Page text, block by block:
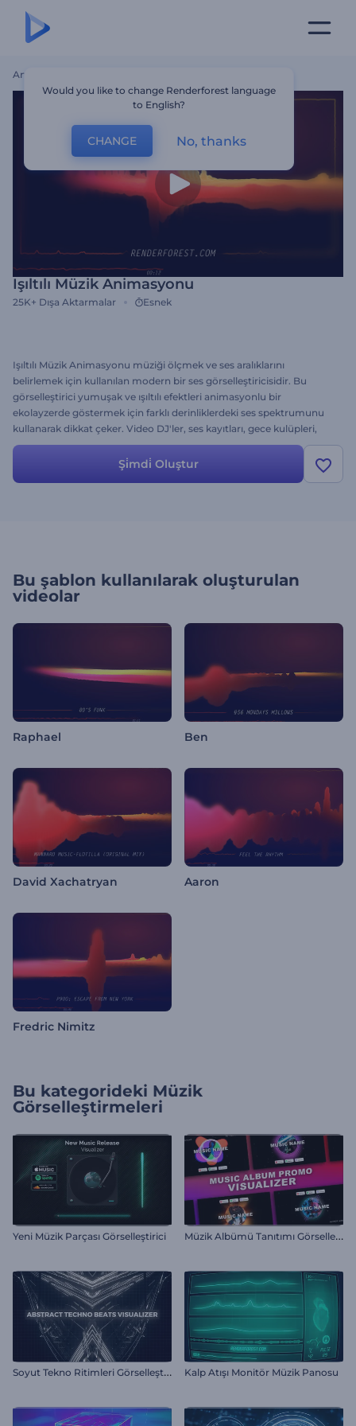
Ana Sayfa
Işıltılı Müzik Animasyonu
25K+ Dışa Aktarmalar Esnek
Işıltılı Müzik Animasyonu müziği ölçmek ve ses aralıklarını
belirlemek için kullanılan modern bir ses görselleştiricisidir. Bu
görselleştirici yumuşak ve ışıltılı efektleri animasyonlu bir
ekolayzerde göstermek için farklı derinliklerdeki ses spektrumunu
kullanarak dikkat çeker. Video DJ'ler, ses kayıtları, gece kulüpleri,
kaset kayıtları ve daha fazlası için kullanılabilir.
Şi̇mdi̇ Oluştur
Bu şablon kullanılarak oluşturulan
videolar
Raphael Ben
David Xachatryan Aaron
Fredric Nimitz
Bu kategorideki Müzik
Görselleştirmeleri
Yeni Müzik Parçası Görselleştirici M
üzik Albümü Tanıtımı Görselleştirici
S
oyut Tekno Ritimleri Görselleştirici Kalp Atışı Monitör Müzik Panosu
Would you like to change Renderforest language
to English?
CHANGE No, thanks